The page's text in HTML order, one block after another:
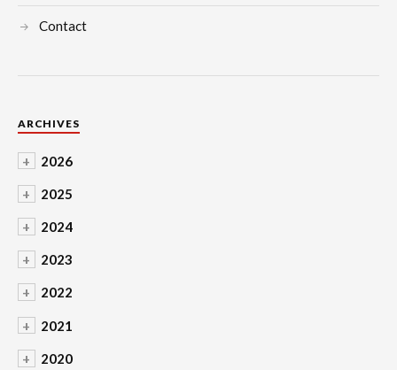
Contact
ARCHIVES
+ 2026
+ 2025
+ 2024
+ 2023
+ 2022
+ 2021
+ 2020